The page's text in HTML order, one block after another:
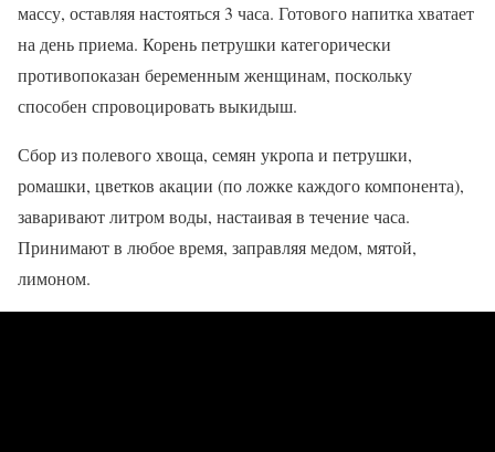
массу, оставляя настояться 3 часа. Готового напитка хватает
на день приема. Корень петрушки категорически
противопоказан беременным женщинам, поскольку
способен спровоцировать выкидыш.
Сбор из полевого хвоща, семян укропа и петрушки,
ромашки, цветков акации (по ложке каждого компонента),
заваривают литром воды, настаивая в течение часа.
Принимают в любое время, заправляя медом, мятой,
лимоном.